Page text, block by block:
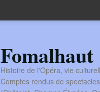
Fomalhaut
Histoire de l'Opéra, vie
Comptes rendus de